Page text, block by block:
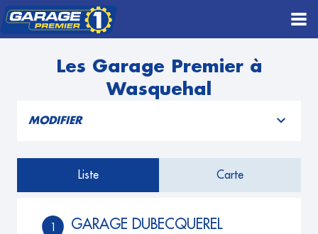
Les Garage Premier à
Wasquehal
MODIFIER
Liste Carte
1 GARAGE DUBECQUEREL